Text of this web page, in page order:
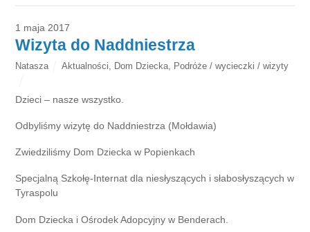
1 maja 2017
Wizyta do Naddniestrza
Natasza Aktualności Dom Dziecka Podróże / wycieczki / wizyty
Dzieci – nasze wszystko.
Odbyliśmy wizytę do Naddniestrza (Mołdawia)
Zwiedziliśmy Dom Dziecka w Popienkach
Specjalną Szkołę-Internat dla niesłyszących i słabosłyszących w
Tyraspolu
Dom Dziecka i Ośrodek Adopcyjny w Benderach.